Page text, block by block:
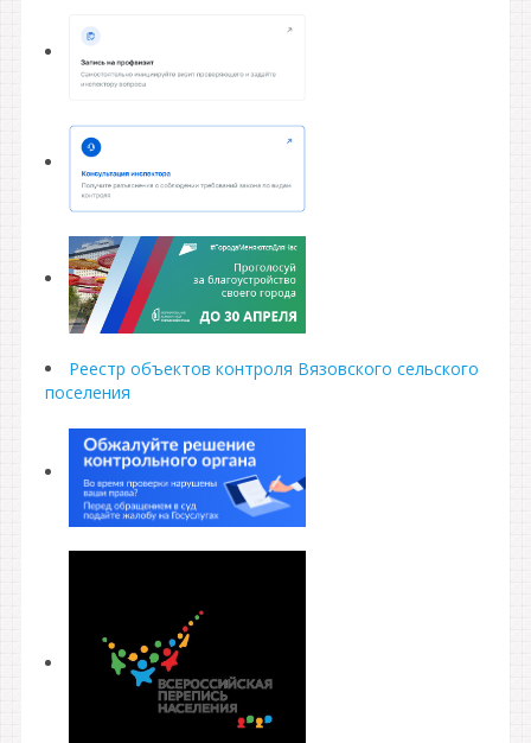
Реестр объектов контроля Вязовского сельского
поселения